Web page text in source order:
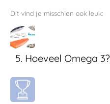
Dit vind je misschien ook leuk:
5. Hoeveel Omega 3?